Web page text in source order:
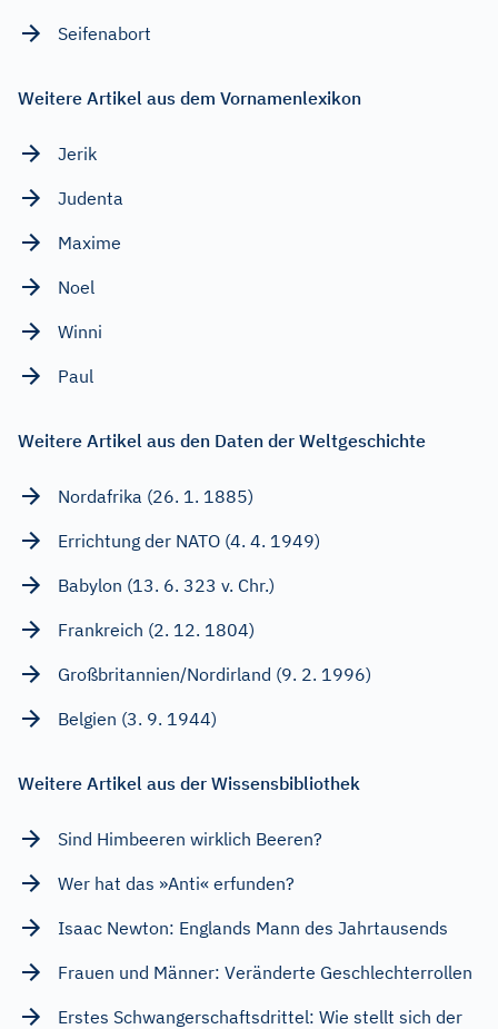
Seifenabort
Weitere Artikel aus dem Vornamenlexikon
Jerik
Judenta
Maxime
Noel
Winni
Paul
Weitere Artikel aus den Daten der Weltgeschichte
Nordafrika (26. 1. 1885)
Errichtung der NATO (4. 4. 1949)
Babylon (13. 6. 323 v. Chr.)
Frankreich (2. 12. 1804)
Großbritannien/Nordirland (9. 2. 1996)
Belgien (3. 9. 1944)
Weitere Artikel aus der Wissensbibliothek
Sind Himbeeren wirklich Beeren?
Wer hat das »Anti« erfunden?
Isaac Newton: Englands Mann des Jahrtausends
Frauen und Männer: Veränderte Geschlechterrollen
Erstes Schwangerschaftsdrittel: Wie stellt sich der